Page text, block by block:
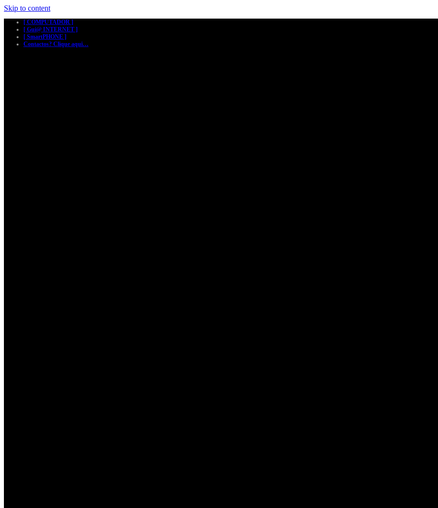
Skip to content
[ COMPUTADOR ]
[ Gui@ INTERNET ]
[ SmartPHONE ]
Contactos? Clique aqui…